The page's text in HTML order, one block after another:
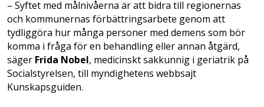
– Syftet med målnivåerna är att bidra till regionernas
och kommunernas förbättringsarbete genom att
tydliggöra hur många personer med demens som bör
komma i fråga för en behandling eller annan åtgärd,
säger Frida Nobel, medicinskt sakkunnig i geriatrik på
Socialstyrelsen, till myndighetens webbsajt
Kunskapsguiden.